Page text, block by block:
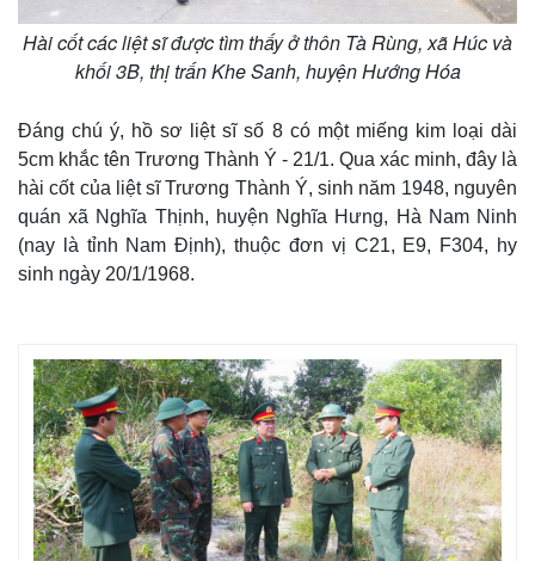
Thế giới
Quan sát
Multimedia
Hài cốt các liệt sĩ được tìm thấy ở thôn Tà Rùng, xã Húc và
khối 3B, thị trấn Khe Sanh, huyện Hướng Hóa
Đáng chú ý, hồ sơ liệt sĩ số 8 có một miếng kim loại dài
5cm khắc tên Trương Thành Ý - 21/1. Qua xác minh, đây là
hài cốt của liệt sĩ Trương Thành Ý, sinh năm 1948, nguyên
quán xã Nghĩa Thịnh, huyện Nghĩa Hưng, Hà Nam Ninh
(nay là tỉnh Nam Định), thuộc đơn vị C21, E9, F304, hy
sinh ngày 20/1/1968.